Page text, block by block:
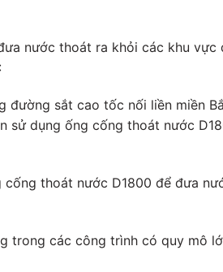
nước thoát ra khỏi các khu vực
đường sắt cao tốc nối liền miền
sử dụng ống cống thoát nước
thoát nước D1800 để đưa
trong các công trình có quy mô